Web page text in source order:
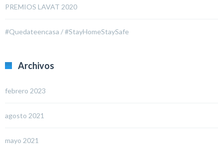
PREMIOS LAVAT 2020
#Quedateencasa / #StayHomeStaySafe
Archivos
febrero 2023
agosto 2021
mayo 2021